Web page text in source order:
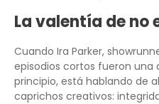
La valentía de no
Cuando Ira Parker,
episodios cortos fueron una
principio, está hablando de
caprichos creativos: